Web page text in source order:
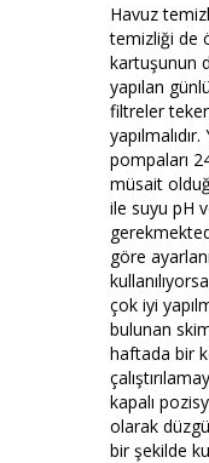
Havuz
temizliği de
kartuşunun
yapılan
filtreler
pompaları
müsait
ile suyu pH
göre
çok iyi
bulunan
haftada bir
kapalı
olarak
bir şekilde